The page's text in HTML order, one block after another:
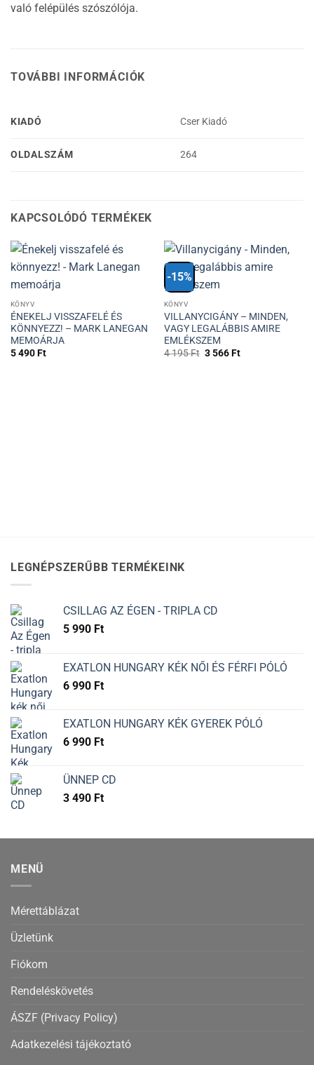
való felépülés szószólója.
TOVÁBBI INFORMÁCIÓK
KIADÓ Cser Kiadó
OLDALSZÁM 264
KAPCSOLÓDÓ TERMÉKEK
KÖNYV
ÉNEKELJ VISSZAFELÉ ÉS
KÖNNYEZZ! – MARK LANEGAN
MEMOÁRJA
5 490Ft
-15%
KÖNYV
VILLANYCIGÁNY – MINDEN,
VAGY LEGALÁBBIS AMIRE
EMLÉKSZEM
4 195Ft Original
3 566FtCurrent
LEGNÉPSZERŰBB TERMÉKEINK
CSILLAG AZ ÉGEN - TRIPLA CD
5 990 Ft
EXATLON HUNGARY KÉK NŐI ÉS FÉRFI PÓLÓ
6 990 Ft
EXATLON HUNGARY KÉK GYEREK PÓLÓ
6 990 Ft
ÜNNEP CD
3 490 Ft
MENÜ
Mérettáblázat
Üzletünk
Fiókom
Rendeléskövetés
ÁSZF (Privacy Policy)
Adatkezelési tájékoztató